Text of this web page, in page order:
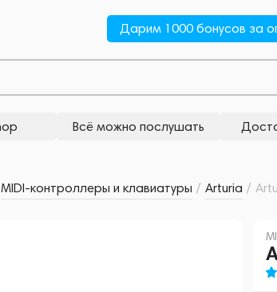
Дарим 1000 бонусов за
Всё можно послушать
MIDI-контроллеры и клавиатуры / Arturia /
10 990
Аналогичные товары